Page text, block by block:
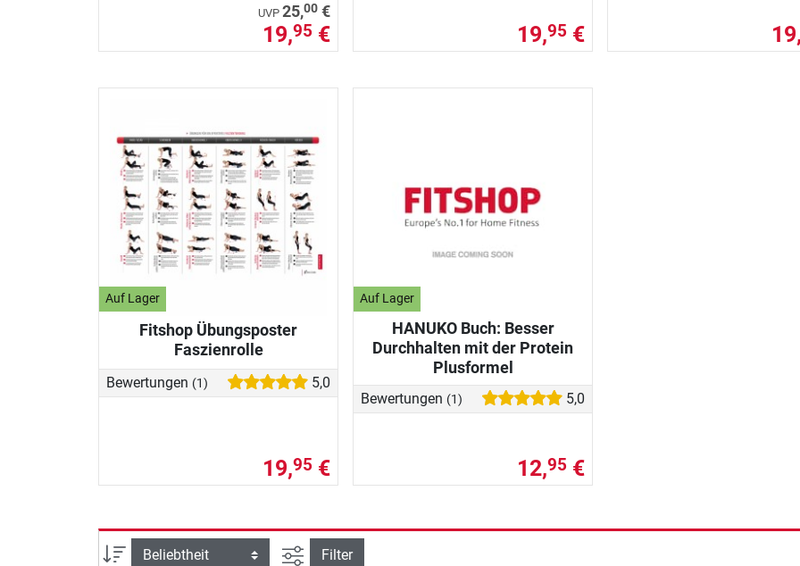
UVP 25,00 €
19,95 € 19,95 € 19,
Auf Lager
Fitshop Übungsposter
Faszienrolle
Bewertungen (1) 5,0
19,95 €
Auf Lager
HANUKO Buch: Besser
Durchhalten mit der Protein
Plusformel
Bewertungen (1) 5,0
12,95 €
Sortierung Ansicht filtern
Filter